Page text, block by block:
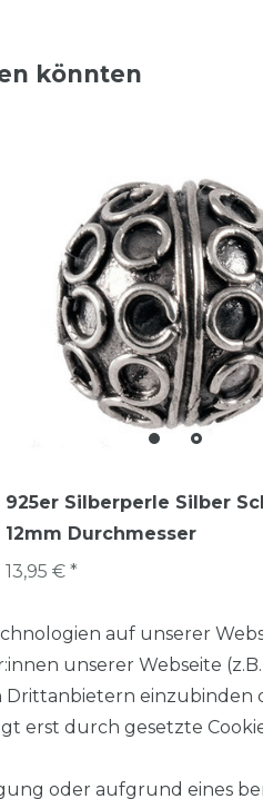
könnten
925er Silberperle Silber
12mm Durchmesser
13,95 € *
auf unserer
unserer Webseite
Drittanbietern
erst durch gesetzte
oder aufgrund eines